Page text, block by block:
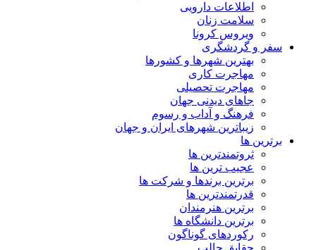
اطلاعات دارویی
سلامت زنان
ویروس کرونا
سفر و گردشگری
بهترین شهرها و کشورها
مهاجرت کاری
مهاجرت تحصیلی
جاهای دیدنی جهان
فرهنگ و آداب و رسوم
زیباترین شهرهای ایران و جهان
برترین ها
ثروتمندترین ها
عجیب ترین ها
برترین برندها و شرکت ها
قدرتمندترین ها
برترین هنرمندان
برترین دانشگاه ها
رکوردهای گوناگون
حقایق جالب